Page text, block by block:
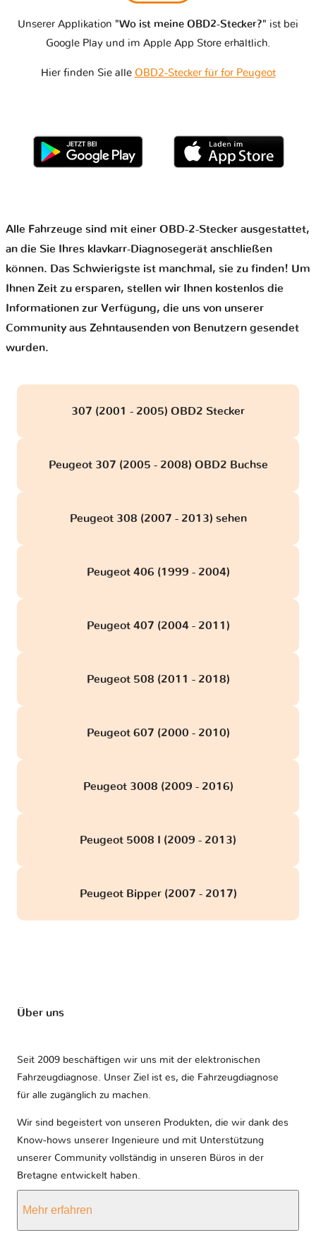
Unserer Applikation "Wo ist meine OBD2-Stecker?" ist bei
Google Play und im Apple App Store erhältlich.
Hier finden Sie alle OBD2-Stecker für for Peugeot
Alle Fahrzeuge sind mit einer OBD-2-Stecker ausgestattet,
an die Sie Ihres klavkarr-Diagnosegerät anschließen
können. Das Schwierigste ist manchmal, sie zu finden! Um
Ihnen Zeit zu ersparen, stellen wir Ihnen kostenlos die
Informationen zur Verfügung, die uns von unserer
Community aus Zehntausenden von Benutzern gesendet
wurden.
307 (2001 - 2005) OBD2 Stecker
Peugeot 307 (2005 - 2008) OBD2 Buchse
Peugeot 308 (2007 - 2013) sehen
Peugeot 406 (1999 - 2004)
Peugeot 407 (2004 - 2011)
Peugeot 508 (2011 - 2018)
Peugeot 607 (2000 - 2010)
Peugeot 3008 (2009 - 2016)
Peugeot 5008 I (2009 - 2013)
Peugeot Bipper (2007 - 2017)
Über uns
Seit 2009 beschäftigen wir uns mit der elektronischen
Fahrzeugdiagnose. Unser Ziel ist es, die Fahrzeugdiagnose
für alle zugänglich zu machen.
Wir sind begeistert von unseren Produkten, die wir dank des
Know-hows unserer Ingenieure und mit Unterstützung
unserer Community vollständig in unseren Büros in der
Bretagne entwickelt haben.
Mehr erfahren